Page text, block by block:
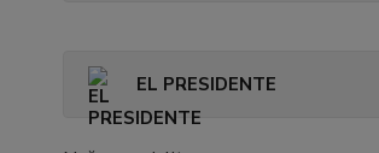
EL PRESIDENTE